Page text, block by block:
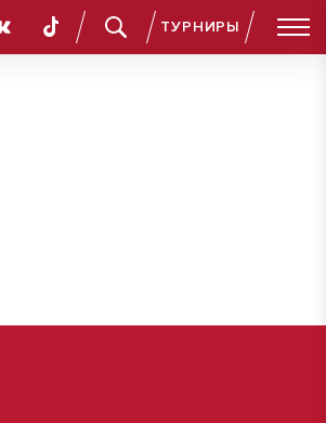
ТУРНИРЫ